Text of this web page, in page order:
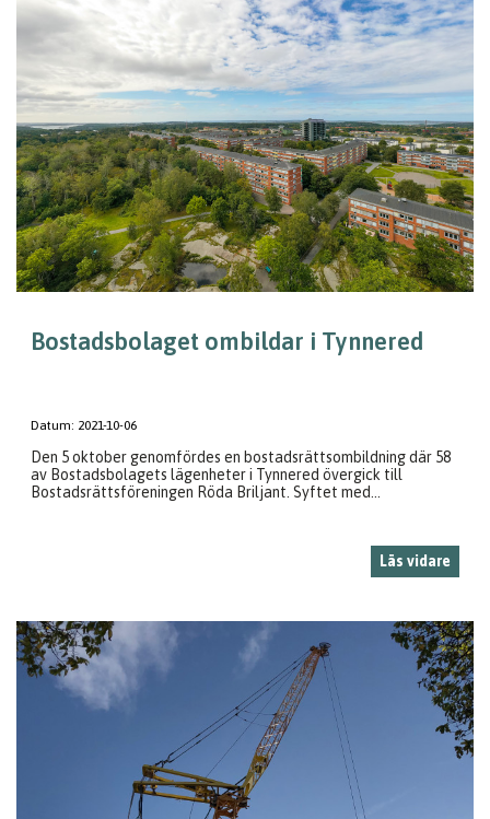
Bostadsbolaget ombildar i Tynnered
Datum: 2021-10-06
Den 5 oktober genomfördes en bostadsrättsombildning där 58
av Bostadsbolagets lägenheter i Tynnered övergick till
Bostadsrättsföreningen Röda Briljant. Syftet med...
Läs vidare